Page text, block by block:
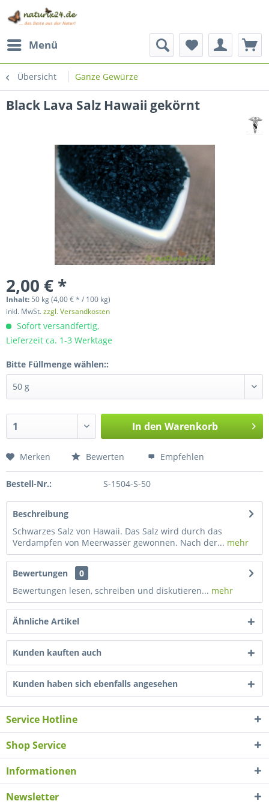
Menü
Übersicht Ganze Gewürze
Black Lava Salz Hawaii gekörnt
2,00 € *
Inhalt: 50 kg (4,00 € * / 100 kg)
inkl. MwSt.zzgl. Versandkosten
Sofort versandfertig,
Lieferzeit ca. 1-3 Werktage
Bitte Füllmenge wählen::
In den Warenkorb
Merken Bewerten Empfehlen
Bestell-Nr.: S-1504-S-50
Beschreibung
Schwarzes Salz von Hawaii. Das Salz wird durch das
Verdampfen von Meerwasser gewonnen. Nach der... mehr
Bewertungen
0
Bewertungen lesen, schreiben und diskutieren... mehr
Ähnliche Artikel
Kunden kauften auch
Kunden haben sich ebenfalls angesehen
Service Hotline
Shop Service
Informationen
Newsletter